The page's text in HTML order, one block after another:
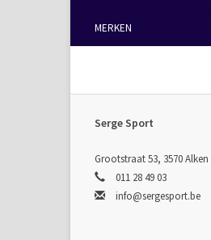
MERKEN
Serge Sport
Grootstraat 53, 3570 Alken
011 28 49 03
info@sergesport.be